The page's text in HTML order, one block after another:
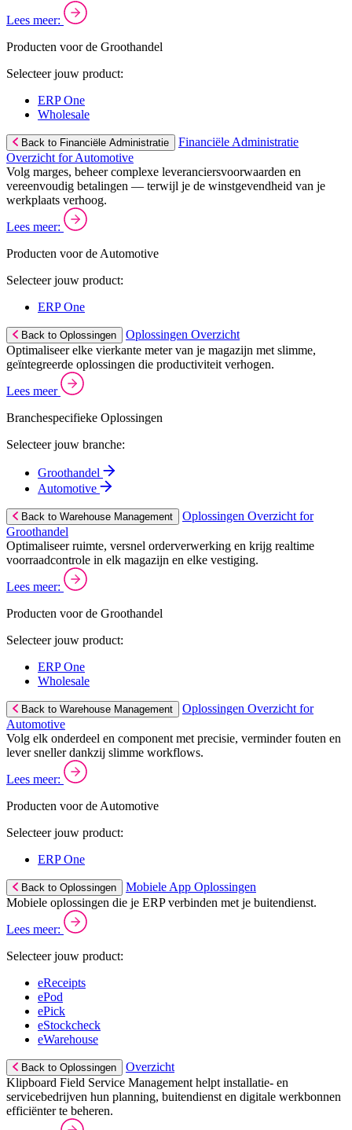
Lees meer:
Producten voor de Groothandel
Selecteer jouw product:
ERP One
Wholesale
Back to Financiële Administratie
Financiële Administratie
Overzicht for Automotive
Volg marges, beheer complexe leveranciersvoorwaarden en
vereenvoudig betalingen — terwijl je de winstgevendheid van je
werkplaats verhoog.
Lees meer:
Producten voor de Automotive
Selecteer jouw product:
ERP One
Back to Oplossingen
Oplossingen Overzicht
Optimaliseer elke vierkante meter van je magazijn met slimme,
geïntegreerde oplossingen die productiviteit verhogen.
Lees meer
Branchespecifieke Oplossingen
Selecteer jouw branche:
Groothandel
Automotive
Back to Warehouse Management
Oplossingen Overzicht for
Groothandel
Optimaliseer ruimte, versnel orderverwerking en krijg realtime
voorraadcontrole in elk magazijn en elke vestiging.
Lees meer:
Producten voor de Groothandel
Selecteer jouw product:
ERP One
Wholesale
Back to Warehouse Management
Oplossingen Overzicht for
Automotive
Volg elk onderdeel en component met precisie, verminder fouten en
lever sneller dankzij slimme workflows.
Lees meer:
Producten voor de Automotive
Selecteer jouw product:
ERP One
Back to Oplossingen
Mobiele App Oplossingen
Mobiele oplossingen die je ERP verbinden met je buitendienst.
Lees meer:
Selecteer jouw product:
eReceipts
ePod
ePick
eStockcheck
eWarehouse
Back to Oplossingen
Overzicht
Klipboard Field Service Management helpt installatie- en
servicebedrijven hun planning, buitendienst en digitale werkbonnen
efficiënter te beheren.